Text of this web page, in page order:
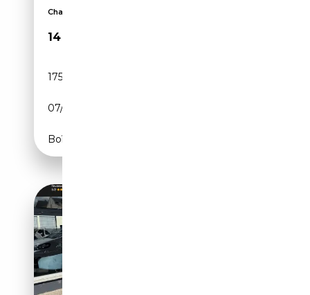
Chauffage auxiliaire, Jantes alliage, Caméra d'aid...
14 490€
175 550 km
07/2018
Boîte manuelle